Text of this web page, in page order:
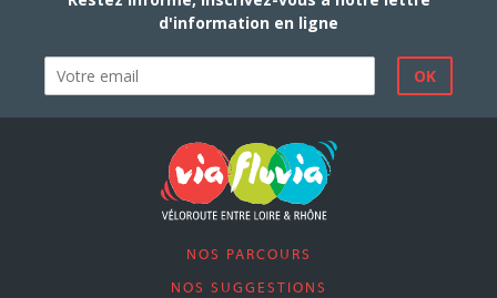
d'information en ligne
NOS PARCOURS
NOS SUGGESTIONS